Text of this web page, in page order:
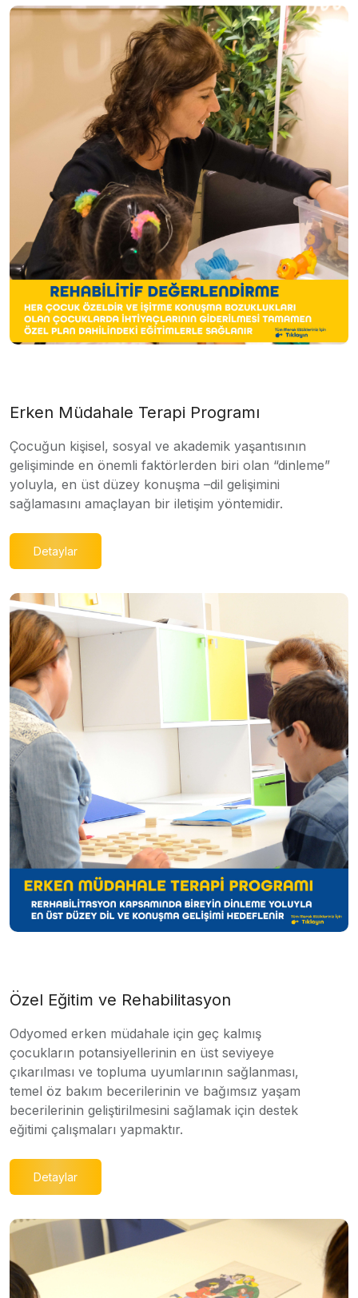
Erken Müdahale Terapi Programı
Çocuğun kişisel, sosyal ve akademik yaşantısının
gelişiminde en önemli faktörlerden biri olan “dinleme”
yoluyla, en üst düzey konuşma –dil gelişimini
sağlamasını amaçlayan bir iletişim yöntemidir.
Detaylar
Özel Eğitim ve Rehabilitasyon
Odyomed erken müdahale için geç kalmış
çocukların potansiyellerinin en üst seviyeye
çıkarılması ve topluma uyumlarının sağlanması,
temel öz bakım becerilerinin ve bağımsız yaşam
becerilerinin geliştirilmesini sağlamak için destek
eğitimi çalışmaları yapmaktır.
Detaylar